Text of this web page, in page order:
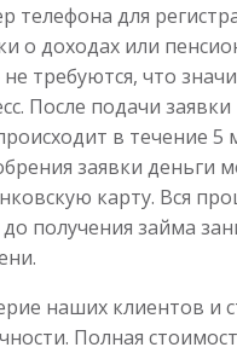
телефона для
о доходах или
требуются, что
После подачи заявки
в течение 5
заявки деньги
карту. Вся
получения займа
наших клиентов и
Полная